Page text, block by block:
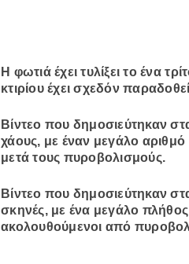
Η φωτιά έχει τυλίξει το ένα
κτιρίου έχει σχεδόν
Βίντεο που δημοσιεύτηκαν
χάους, με έναν μεγάλο
μετά τους πυροβολισμούς.
Βίντεο που δημοσιεύτηκαν
σκηνές, με ένα μεγάλο
ακολουθούμενοι από